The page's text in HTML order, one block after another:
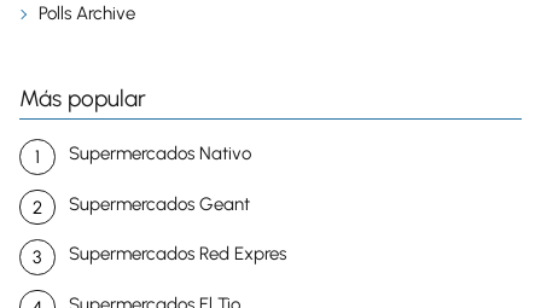
Polls Archive
Más popular
Supermercados Nativo
Supermercados Geant
Supermercados Red Expres